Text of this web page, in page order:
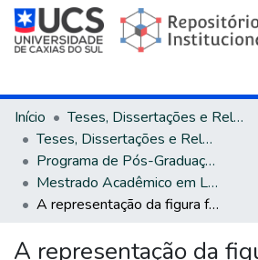
Início
Teses, Dissertações e Relatórios
Teses, Dissertações e Relatórios defendidos na UCS
Programa de Pós-Graduação em Letras
Mestrado Acadêmico em Letras e Cultura
A representação da figura feminina em contos populares e em narrativas infantis contemporâneas
A representação da